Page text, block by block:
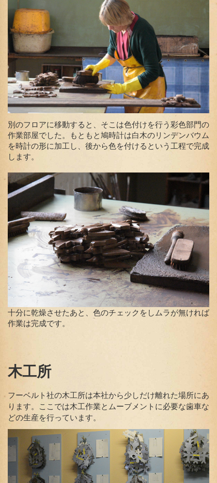
別のフロアに移動すると、そこは色付けを行う彩色部門の
作業部屋でした。もともと鳩時計は白木のリンデンバウム
を時計の形に加工し、後から色を付けるという工程で完成
します。
十分に乾燥させたあと、色のチェックをしムラが無ければ
作業は完成です。
木工所
フーベルト社の木工所は本社から少しだけ離れた場所にあ
ります。ここでは木工作業とムーブメントに必要な歯車な
どの生産を行っています。